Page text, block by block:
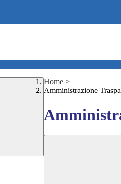
Home >
Amministrazione